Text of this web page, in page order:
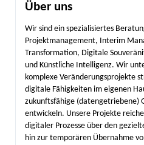
Über uns
Wir sind ein spezialisiertes
Projektmanagement, Interim
Transformation, Digitale
und Künstliche Intelligenz. Wir
komplexe Veränderungsprojekte
digitale Fähigkeiten im eigenen
zukunftsfähige (datengetriebene)
entwickeln. Unsere Projekte
digitaler Prozesse über den
hin zur temporären Übernahme